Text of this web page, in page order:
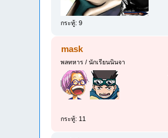
กระทู้: 9
mask
พลทหาร / นักเรียนนินจา
กระทู้: 11